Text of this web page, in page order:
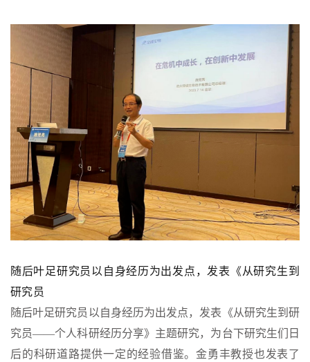
随后叶足研究员以自身经历为出发点，发表《从研究生到
研究员
随后叶足研究员以自身经历为出发点，发表《从研究生到研
究员——个人科研经历分享》主题研究，为台下研究生们日
后的科研道路提供一定的经验借鉴。金勇丰教授也发表了